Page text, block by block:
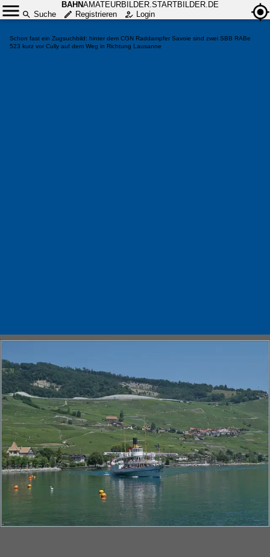
BAHNAMATEURBILDER.STARTBILDER.DE
Suche
Registrieren Login
Schon fast ein Zugsuchbild: hinter dem CGN Raddampfer Savoie sind zwei SBB RABe
523 kurz vor Cully auf dem Weg in Richtung Lausanne